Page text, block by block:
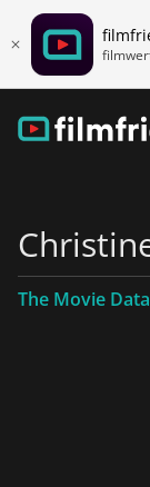
The Movie